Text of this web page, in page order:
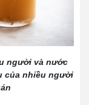
người và nước
của nhiều người